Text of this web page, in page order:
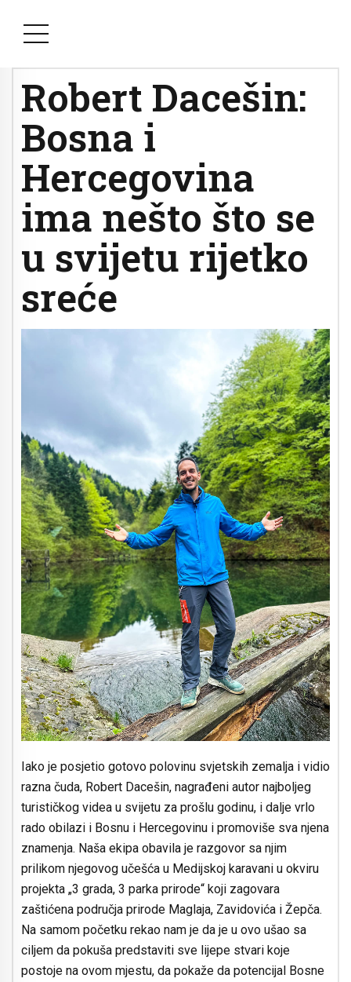
Robert Dacešin:
Bosna i
Hercegovina
ima nešto što se
u svijetu rijetko
sreće
Iako je posjetio gotovo polovinu svjetskih zemalja i vidio
razna čuda, Robert Dacešin, nagrađeni autor najboljeg
turističkog videa u svijetu za prošlu godinu, i dalje vrlo
rado obilazi i Bosnu i Hercegovinu i promoviše sva njena
znamenja. Naša ekipa obavila je razgovor sa njim
prilikom njegovog učešća u Medijskoj karavani u okviru
projekta „3 grada, 3 parka prirode“ koji zagovara
zaštićena područja prirode Maglaja, Zavidovića i Žepča.
Na samom početku rekao nam je da je u ovo ušao sa
ciljem da pokuša predstaviti sve lijepe stvari koje
postoje na ovom mjestu, da pokaže da potencijal Bosne